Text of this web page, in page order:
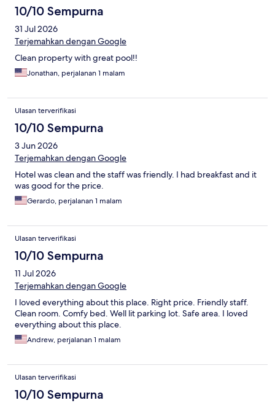
10/10 Sempurna
31 Jul 2026
Terjemahkan dengan Google
Clean property with great pool!!
Jonathan, perjalanan 1 malam
Ulasan terverifikasi
10/10 Sempurna
3 Jun 2026
Terjemahkan dengan Google
Hotel was clean and the staff was friendly. I had breakfast and it
was good for the price.
Gerardo, perjalanan 1 malam
Ulasan terverifikasi
10/10 Sempurna
11 Jul 2026
Terjemahkan dengan Google
I loved everything about this place. Right price. Friendly staff.
Clean room. Comfy bed. Well lit parking lot. Safe area. I loved
everything about this place.
Andrew, perjalanan 1 malam
Ulasan terverifikasi
10/10 Sempurna